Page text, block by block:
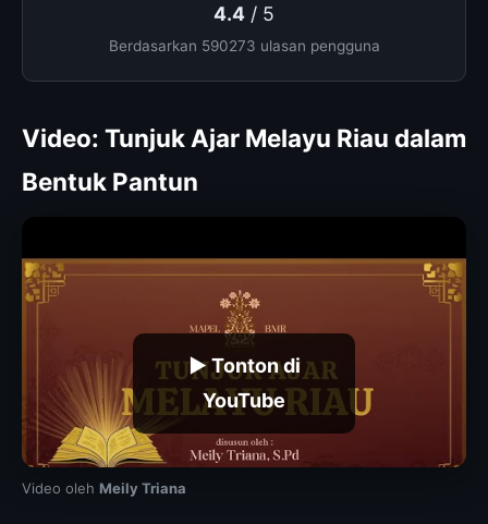
4.4 / 5
Berdasarkan 590273 ulasan pengguna
Video: Tunjuk Ajar Melayu Riau dalam
Bentuk Pantun
▶ Tonton di
YouTube
Video oleh Meily Triana